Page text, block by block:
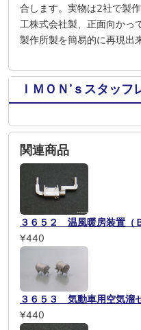
合します。実物は2社で製
工株式会社製、正面向かっ
製作所製を簡易的に再現出
ＩＭＯＮ’ｓスタッフ
関連商品
３６５２ 温風暖房装置（
¥440
３６５３ 気動車用空気溜
¥440